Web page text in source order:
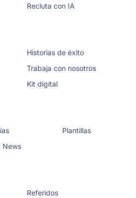
Recluta con IA
Historias de éxito
Trabaja con nosotros
Kit digital
Plantillas
News
Referidos